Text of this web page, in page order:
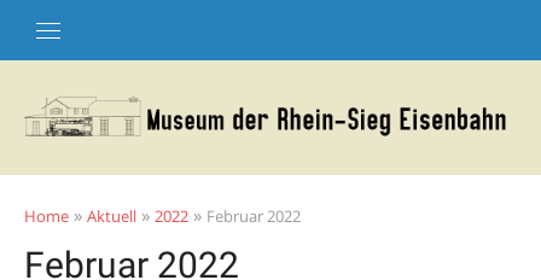
Home » Aktuell » 2022 » Februar 2022
Februar 2022